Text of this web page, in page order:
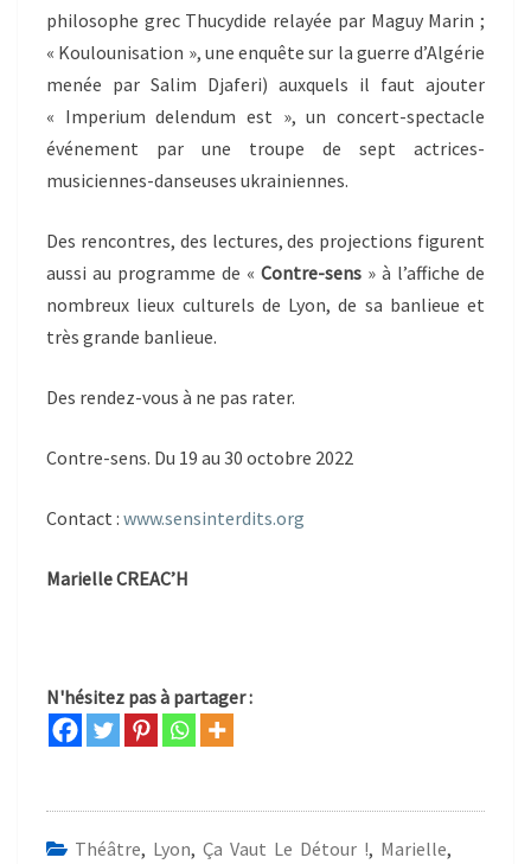
philosophe grec Thucydide relayée par Maguy Marin ;
« Koulounisation », une enquête sur la guerre d’Algérie
menée par Salim Djaferi) auxquels il faut ajouter
« Imperium delendum est », un concert-spectacle
événement par une troupe de sept actrices-
musiciennes-danseuses ukrainiennes.
Des rencontres, des lectures, des projections figurent
aussi au programme de « Contre-sens » à l’affiche de
nombreux lieux culturels de Lyon, de sa banlieue et
très grande banlieue.
Des rendez-vous à ne pas rater.
Contre-sens. Du 19 au 30 octobre 2022
Contact : www.sensinterdits.org
Marielle CREAC’H
N'hésitez pas à partager :
Théâtre, Lyon, Ça Vaut Le Détour !, Marielle,